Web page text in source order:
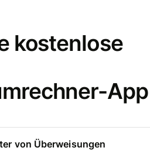
kostenlose
App
von Überweisungen